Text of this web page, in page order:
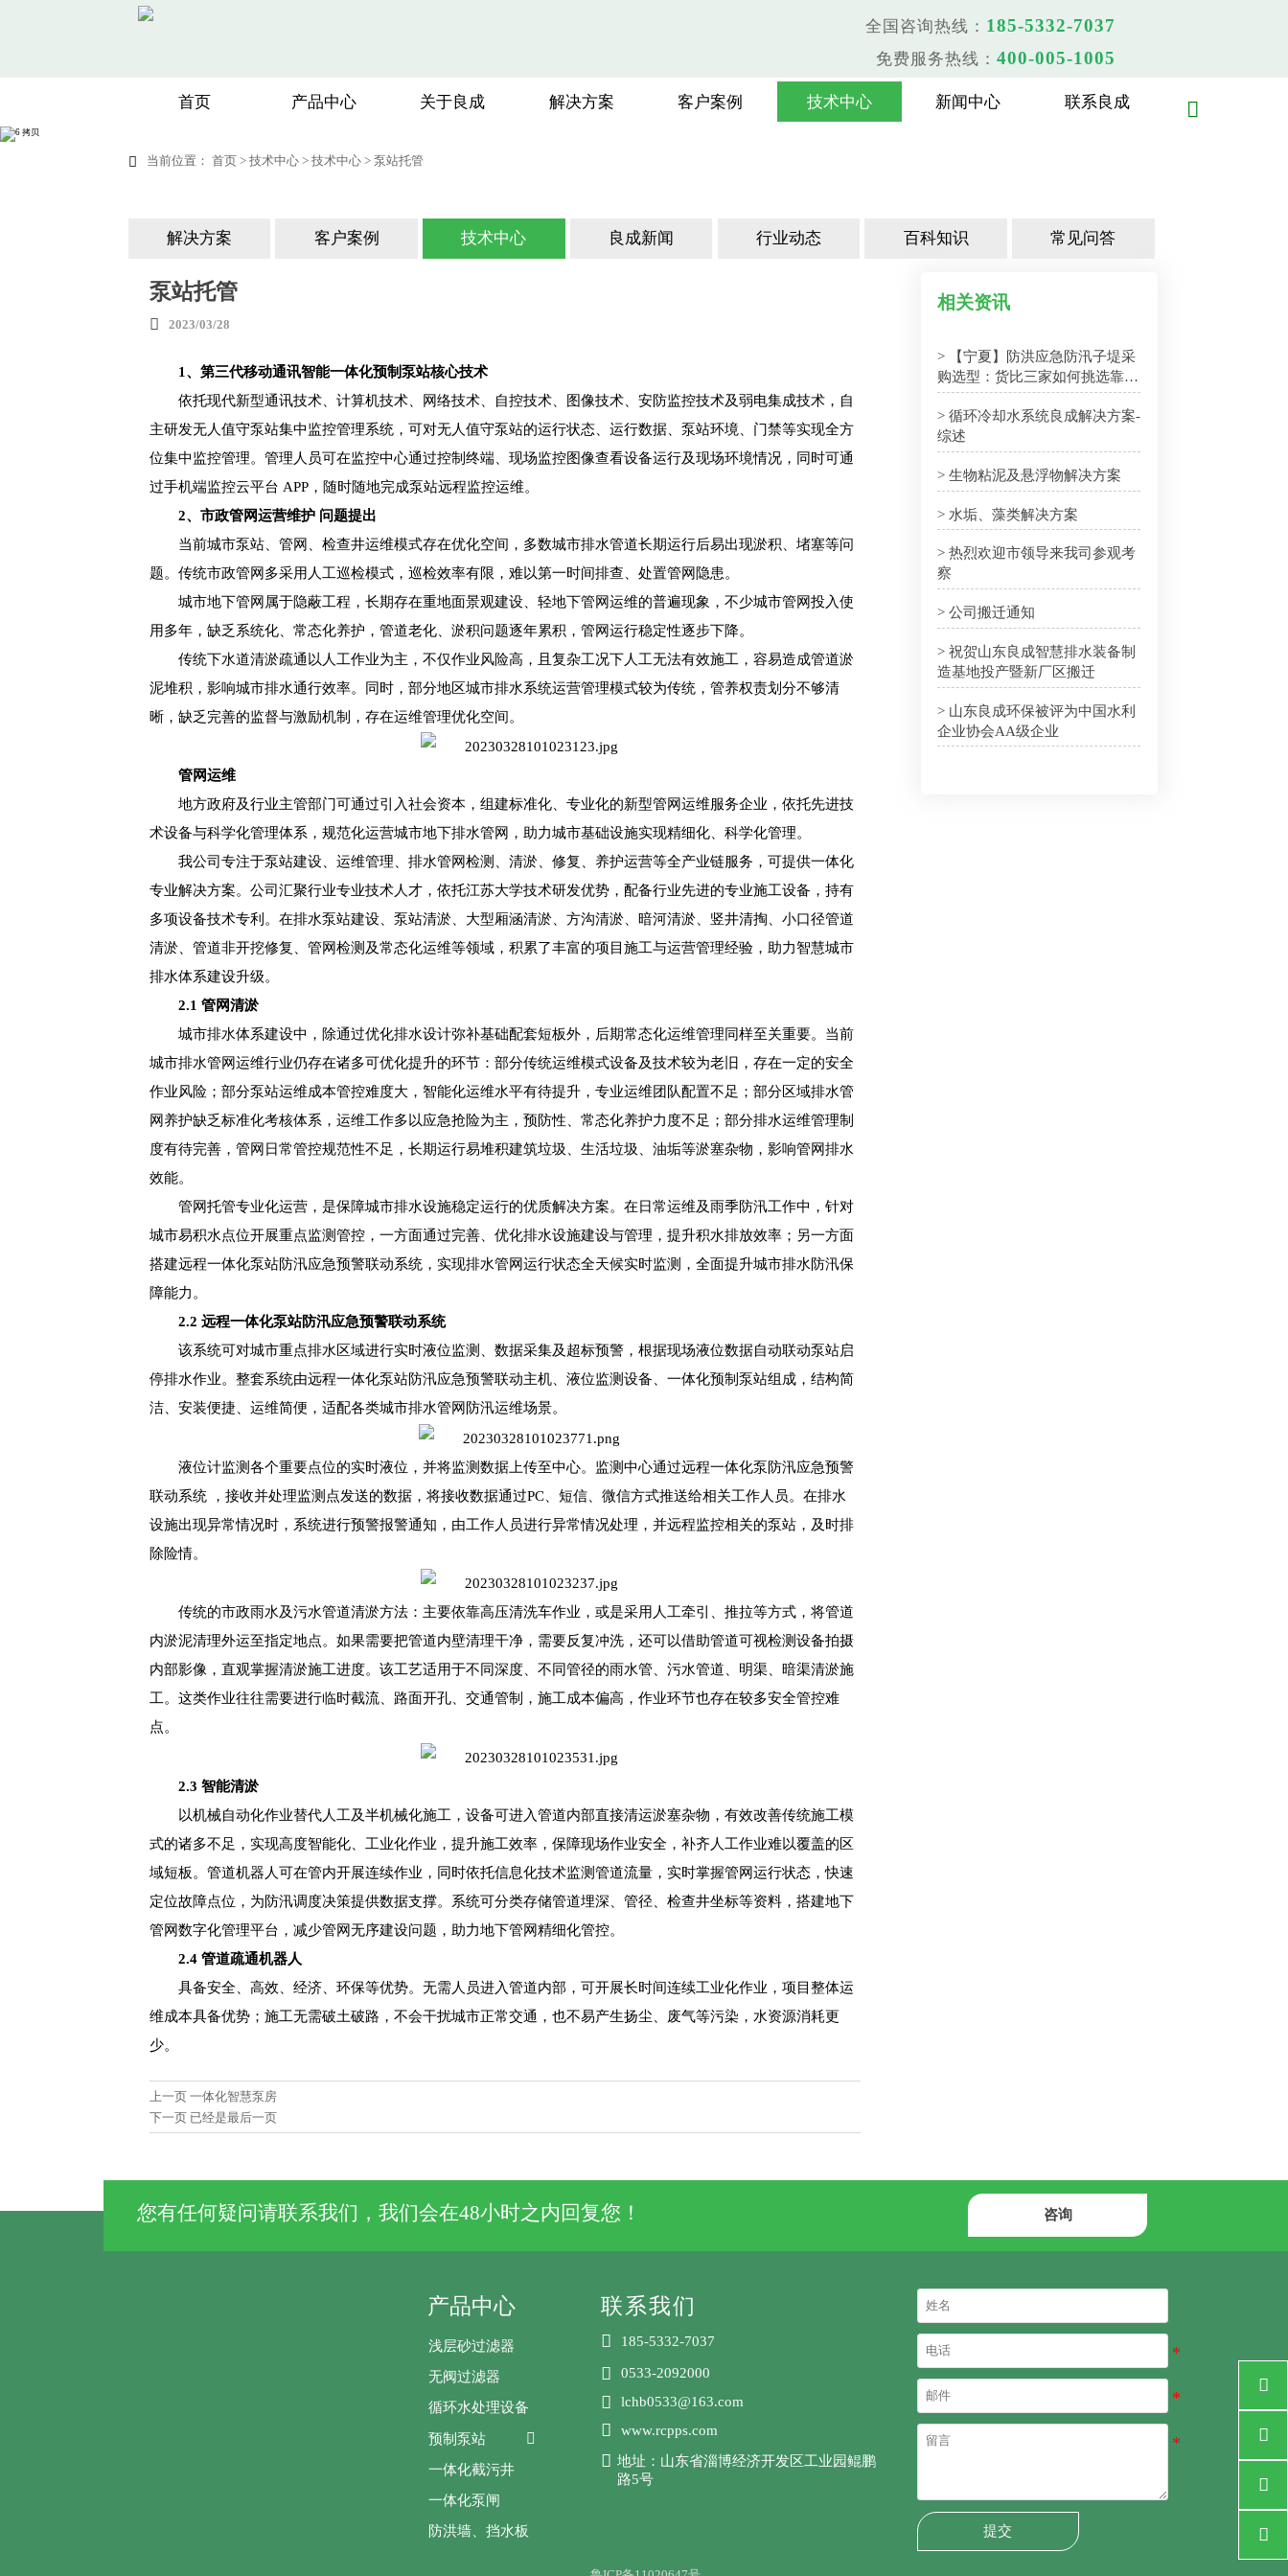
全国咨询热线： 185-5332-7037
免费服务热线： 400-005-1005
首页 产品中心 关于良成 解决方案 客户案例 技术中心 新闻中心 联系良成 
 当前位置：首页 >技术中心 >技术中心 >泵站托管
解决方案 客户案例 技术中心 良成新闻 行业动态 百科知识 常见问答
泵站托管
 2023/03/28
1、第三代移动通讯智能一体化预制泵站核心技术
依托现代新型通讯技术、计算机技术、网络技术、自控技术、图像技术、安防监控技术及弱电集成技术，自
主研发无人值守泵站集中监控管理系统，可对无人值守泵站的运行状态、运行数据、泵站环境、门禁等实现全方
位集中监控管理。管理人员可在监控中心通过控制终端、现场监控图像查看设备运行及现场环境情况，同时可通
过手机端监控云平台 APP，随时随地完成泵站远程监控运维。
2、市政管网运营维护 问题提出
当前城市泵站、管网、检查井运维模式存在优化空间，多数城市排水管道长期运行后易出现淤积、堵塞等问
题。传统市政管网多采用人工巡检模式，巡检效率有限，难以第一时间排查、处置管网隐患。
城市地下管网属于隐蔽工程，长期存在重地面景观建设、轻地下管网运维的普遍现象，不少城市管网投入使
用多年，缺乏系统化、常态化养护，管道老化、淤积问题逐年累积，管网运行稳定性逐步下降。
传统下水道清淤疏通以人工作业为主，不仅作业风险高，且复杂工况下人工无法有效施工，容易造成管道淤
泥堆积，影响城市排水通行效率。同时，部分地区城市排水系统运营管理模式较为传统，管养权责划分不够清
晰，缺乏完善的监督与激励机制，存在运维管理优化空间。
管网运维
地方政府及行业主管部门可通过引入社会资本，组建标准化、专业化的新型管网运维服务企业，依托先进技
术设备与科学化管理体系，规范化运营城市地下排水管网，助力城市基础设施实现精细化、科学化管理。
我公司专注于泵站建设、运维管理、排水管网检测、清淤、修复、养护运营等全产业链服务，可提供一体化
专业解决方案。公司汇聚行业专业技术人才，依托江苏大学技术研发优势，配备行业先进的专业施工设备，持有
多项设备技术专利。在排水泵站建设、泵站清淤、大型厢涵清淤、方沟清淤、暗河清淤、竖井清掏、小口径管道
清淤、管道非开挖修复、管网检测及常态化运维等领域，积累了丰富的项目施工与运营管理经验，助力智慧城市
排水体系建设升级。
2.1 管网清淤
城市排水体系建设中，除通过优化排水设计弥补基础配套短板外，后期常态化运维管理同样至关重要。当前
城市排水管网运维行业仍存在诸多可优化提升的环节：部分传统运维模式设备及技术较为老旧，存在一定的安全
作业风险；部分泵站运维成本管控难度大，智能化运维水平有待提升，专业运维团队配置不足；部分区域排水管
网养护缺乏标准化考核体系，运维工作多以应急抢险为主，预防性、常态化养护力度不足；部分排水运维管理制
度有待完善，管网日常管控规范性不足，长期运行易堆积建筑垃圾、生活垃圾、油垢等淤塞杂物，影响管网排水
效能。
管网托管专业化运营，是保障城市排水设施稳定运行的优质解决方案。在日常运维及雨季防汛工作中，针对
城市易积水点位开展重点监测管控，一方面通过完善、优化排水设施建设与管理，提升积水排放效率；另一方面
搭建远程一体化泵站防汛应急预警联动系统，实现排水管网运行状态全天候实时监测，全面提升城市排水防汛保
障能力。
2.2 远程一体化泵站防汛应急预警联动系统
该系统可对城市重点排水区域进行实时液位监测、数据采集及超标预警，根据现场液位数据自动联动泵站启
停排水作业。整套系统由远程一体化泵站防汛应急预警联动主机、液位监测设备、一体化预制泵站组成，结构简
洁、安装便捷、运维简便，适配各类城市排水管网防汛运维场景。
液位计监测各个重要点位的实时液位，并将监测数据上传至中心。监测中心通过远程一体化泵防汛应急预警
联动系统 ，接收并处理监测点发送的数据，将接收数据通过PC、短信、微信方式推送给相关工作人员。在排水
设施出现异常情况时，系统进行预警报警通知，由工作人员进行异常情况处理，并远程监控相关的泵站，及时排
除险情。
传统的市政雨水及污水管道清淤方法：主要依靠高压清洗车作业，或是采用人工牵引、推拉等方式，将管道
内淤泥清理外运至指定地点。如果需要把管道内壁清理干净，需要反复冲洗，还可以借助管道可视检测设备拍摄
内部影像，直观掌握清淤施工进度。该工艺适用于不同深度、不同管径的雨水管、污水管道、明渠、暗渠清淤施
工。这类作业往往需要进行临时截流、路面开孔、交通管制，施工成本偏高，作业环节也存在较多安全管控难
点。
2.3 智能清淤
以机械自动化作业替代人工及半机械化施工，设备可进入管道内部直接清运淤塞杂物，有效改善传统施工模
式的诸多不足，实现高度智能化、工业化作业，提升施工效率，保障现场作业安全，补齐人工作业难以覆盖的区
域短板。管道机器人可在管内开展连续作业，同时依托信息化技术监测管道流量，实时掌握管网运行状态，快速
定位故障点位，为防汛调度决策提供数据支撑。系统可分类存储管道埋深、管径、检查井坐标等资料，搭建地下
管网数字化管理平台，减少管网无序建设问题，助力地下管网精细化管控。
2.4 管道疏通机器人
具备安全、高效、经济、环保等优势。无需人员进入管道内部，可开展长时间连续工业化作业，项目整体运
维成本具备优势；施工无需破土破路，不会干扰城市正常交通，也不易产生扬尘、废气等污染，水资源消耗更
少。
上一页 一体化智慧泵房
下一页 已经是最后一页
相关资讯
> 【宁夏】防洪应急防汛子堤采
购选型：货比三家如何挑选靠谱
厂家
> 循环冷却水系统良成解决方案-
综述
> 生物粘泥及悬浮物解决方案
> 水垢、藻类解决方案
> 热烈欢迎市领导来我司参观考
察
> 公司搬迁通知
> 祝贺山东良成智慧排水装备制
造基地投产暨新厂区搬迁
> 山东良成环保被评为中国水利
企业协会AA级企业
您有任何疑问请联系我们，我们会在48小时之内回复您！ 咨询
产品中心
浅层砂过滤器
无阀过滤器
循环水处理设备
预制泵站 
一体化截污井
一体化泵闸
防洪墙、挡水板
联系我们
 185-5332-7037
 0533-2092000
 lchb0533@163.com
 www.rcpps.com
 地址：山东省淄博经济开发区工业园鲲鹏
路5号
提交



